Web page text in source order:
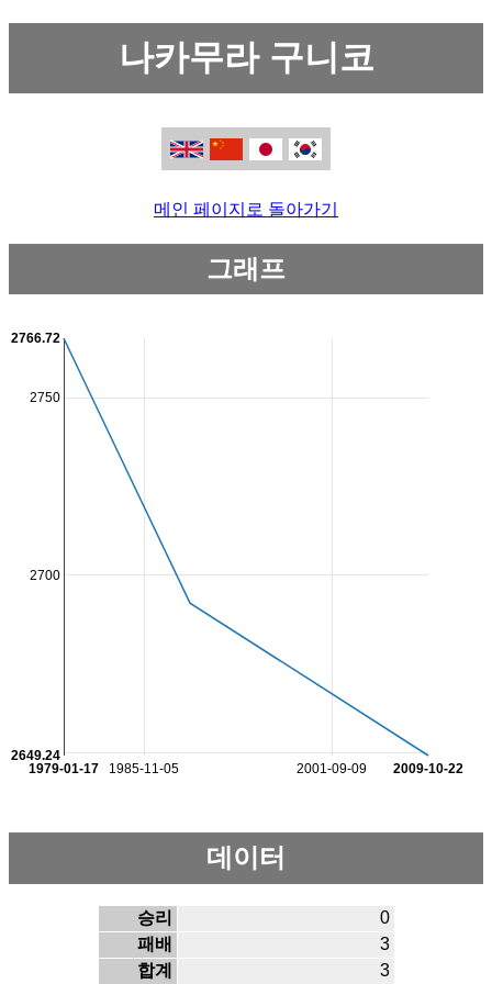
나카무라 구니코
메인 페이지로 돌아가기
그래프
1985-11-05 2001-09-09
1979-01-17 2009-10-22
2700
2750
2649.24
2766.72
데이터
승리
0
패배
3
합계
3